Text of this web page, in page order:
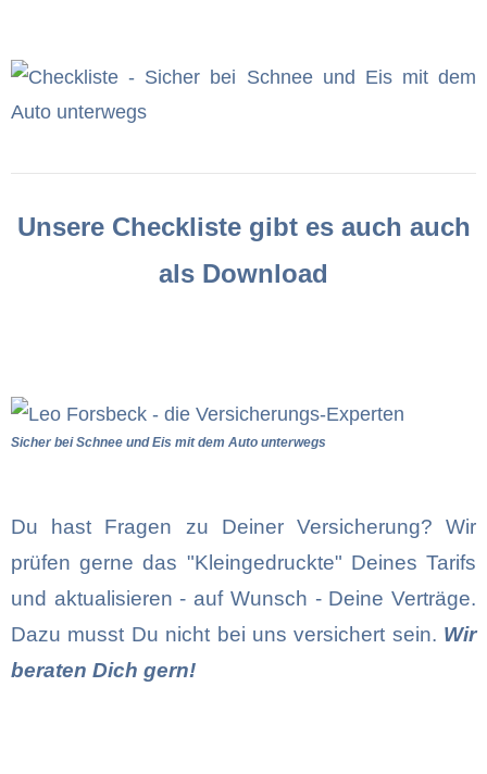
Unsere Checkliste gibt es auch auch
als Download
Sicher bei Schnee und Eis mit dem Auto unterwegs
Du hast Fragen zu Deiner Versicherung? Wir
prüfen gerne das "Kleingedruckte" Deines Tarifs
und aktualisieren - auf Wunsch - Deine Verträge.
Dazu musst Du nicht bei uns versichert sein. Wir
beraten Dich gern!